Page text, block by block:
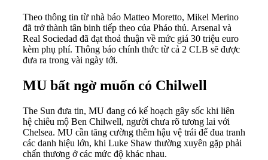
Theo thông tin từ nhà báo Matteo Moretto, Mikel Merino
đã trở thành tân binh tiếp theo của Pháo thủ. Arsenal và
Real Sociedad đã đạt thoả thuận về mức giá 30 triệu euro
kèm phụ phí. Thông báo chính thức từ cả 2 CLB sẽ được
đưa ra trong vài ngày tới.
MU bất ngờ muốn có Chilwell
The Sun đưa tin, MU đang có kế hoạch gây sốc khi liên
hệ chiêu mộ Ben Chilwell, người chưa rõ tương lai với
Chelsea. MU cần tăng cường thêm hậu vệ trái để đua tranh
các danh hiệu lớn, khi Luke Shaw thường xuyên gặp phải
chấn thương ở các mức độ khác nhau.